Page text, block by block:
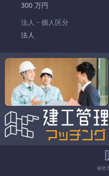
300 万円
法人・個人区分
法人
許可番号
静岡県知事許可 第010629号
特定建設業
-
一般建設業
建築一式工事業 大工工事業
ロック工事業 鋼構造物工事
会社